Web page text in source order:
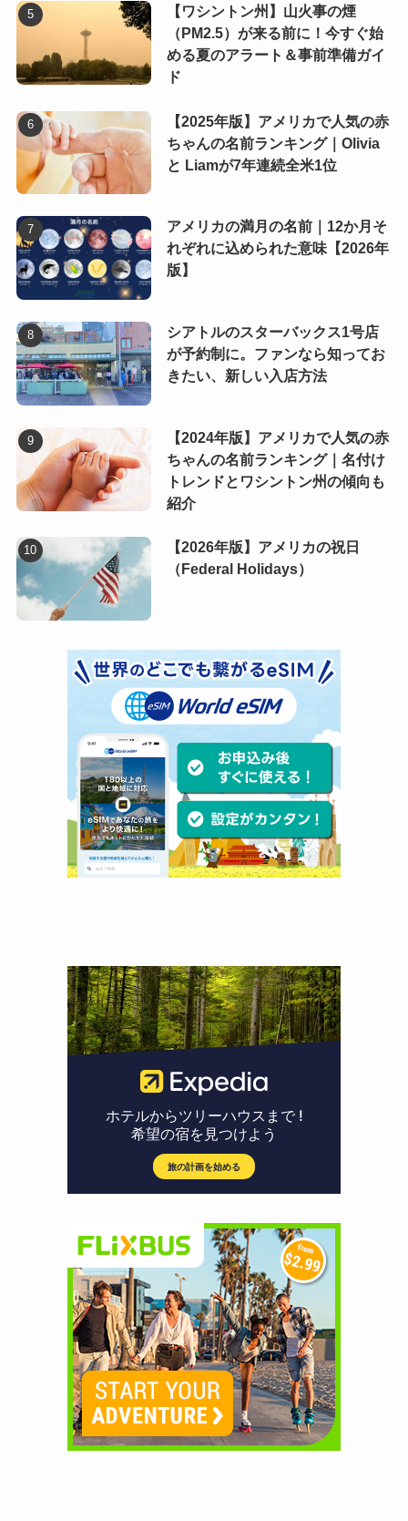
【ワシントン州】山火事の煙
（PM2.5）が来る前に！今すぐ始
める夏のアラート＆事前準備ガイ
ド
【2025年版】アメリカで人気の赤
ちゃんの名前ランキング｜Olivia
と Liamが7年連続全米1位
アメリカの満月の名前｜12か月そ
れぞれに込められた意味【2026年
版】
シアトルのスターバックス1号店
が予約制に。ファンなら知ってお
きたい、新しい入店方法
【2024年版】アメリカで人気の赤
ちゃんの名前ランキング｜名付け
トレンドとワシントン州の傾向も
紹介
【2026年版】アメリカの祝日
（Federal Holidays）